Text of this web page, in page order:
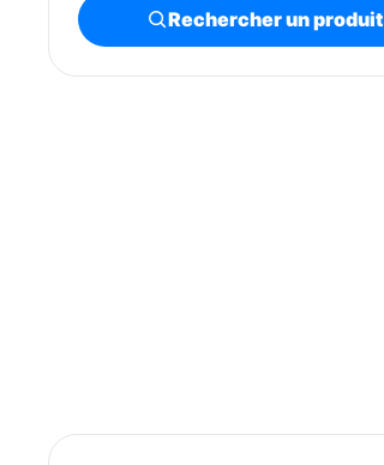
Rechercher un produit